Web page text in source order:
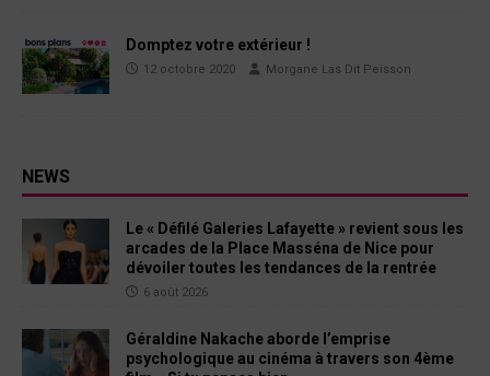
Domptez votre extérieur !
12 octobre 2020 Morgane Las Dit Peisson
NEWS
Le « Défilé Galeries Lafayette » revient sous les
arcades de la Place Masséna de Nice pour
dévoiler toutes les tendances de la rentrée
6 août 2026
Géraldine Nakache aborde l’emprise
psychologique au cinéma à travers son 4ème